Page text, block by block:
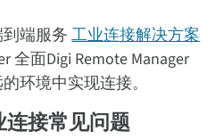
到端服务工业连接解决方案
全面Digi Remote Manager
环境中实现连接。
接常见问题